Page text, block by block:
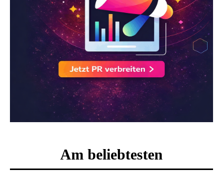
Am beliebtesten